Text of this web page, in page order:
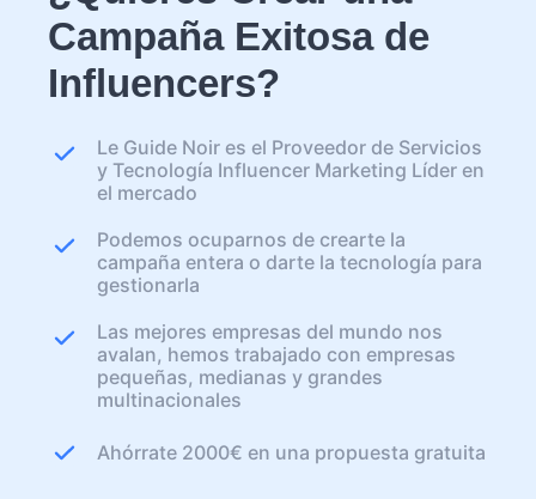
Campaña Exitosa de
Influencers?
Le Guide Noir es el Proveedor de Servicios
y Tecnología Influencer Marketing Líder en
el mercado
Podemos ocuparnos de crearte la
campaña entera o darte la tecnología para
gestionarla
Las mejores empresas del mundo nos
avalan, hemos trabajado con empresas
pequeñas, medianas y grandes
multinacionales
Ahórrate 2000€ en una propuesta gratuita